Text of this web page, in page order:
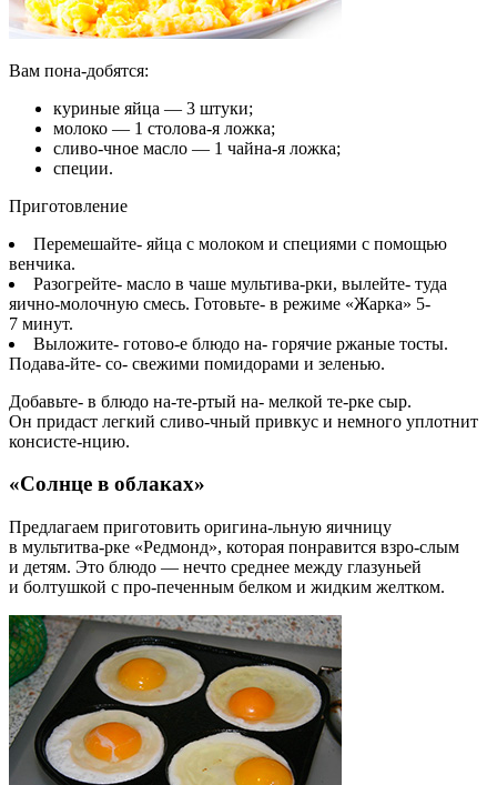
Вам пона-добятся:
куриные яйца — 3 штуки;
молоко — 1 столова-я ложка;
сливо-чное масло — 1 чайна-я ложка;
специи.
Приготовление
Перемешайте- яйца с молоком и специями с помощью
венчика.
Разогрейте- масло в чаше мультива-рки, вылейте- туда
яично-молочную смесь. Готовьте- в режиме «Жарка» 5-
7 минут.
Выложите- готово-е блюдо на- горячие ржаные тосты.
Подава-йте- со- свежими помидорами и зеленью.
Добавьте- в блюдо на-те-ртый на- мелкой те-рке сыр.
Он придаст легкий сливо-чный привкус и немного уплотнит
консисте-нцию.
«Солнце в облаках»
Предлагаем приготовить оригина-льную яичницу
в мультитва-рке «Редмонд», которая понравится взро-слым
и детям. Это блюдо — нечто среднее между глазуньей
и болтушкой с про-печенным белком и жидким желтком.